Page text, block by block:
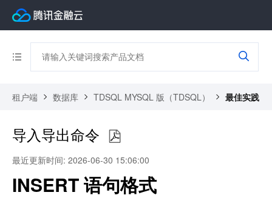
租户端 数据库 TDSQL MYSQL 版（TDSQL） 最佳实践
导入导出命令
最近更新时间: 2026-06-30 15:06:00
INSERT 语句格式